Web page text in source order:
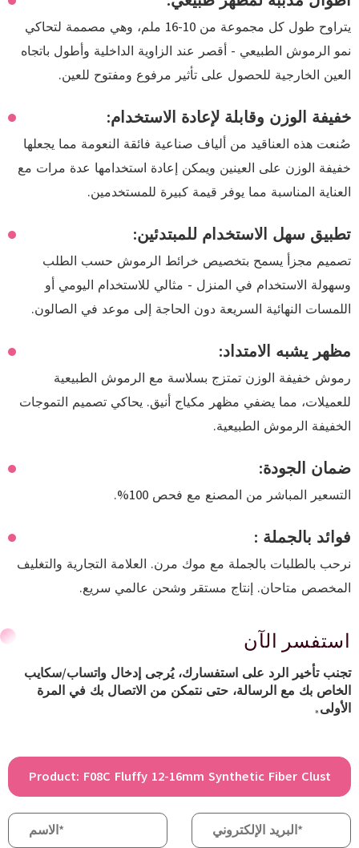
يتراوح طول كل مجموعة من 10-16 ملم، وهي مصممة لتحاكي
نمو الرموش الطبيعي - أقصر عند الزاوية الداخلية وأطول باتجاه
العين الخارجية للحصول على تأثير مرفوع ومفتوح للعين.
خفيفة الوزن وقابلة لإعادة الاستخدام:
صُنعت هذه العناقيد من ألياف صناعية فائقة النعومة مما يجعلها
خفيفة الوزن على العينين ويمكن إعادة استخدامها عدة مرات مع
العناية المناسبة مما يوفر قيمة كبيرة للمستخدمين.
تطبيق سهل الاستخدام للمبتدئين:
تصميم مجزأ يسمح بتخصيص خرائط الرموش حسب الطلب
وسهولة الاستخدام في المنزل - مثالي للاستخدام اليومي أو
اللمسات النهائية السريعة دون الحاجة إلى موعد في الصالون.
مظهر يشبه الامتداد:
رموش خفيفة الوزن تمتزج بسلاسة مع الرموش الطبيعية
للعميلات، مما يضفي مظهر مكياج أنيق. يحاكي تصميم التموجات
الخفيفة الرموش الطبيعية.
ضمان الجودة:
التسعير المباشر من المصنع مع فحص 100%.
فوائد بالجملة :
نرحب بالطلبات بالجملة مع موك مرن. العلامة التجارية والتغليف
المخصص متاحان. إنتاج مستقر وشحن عالمي سريع.
استفسر الآن
تجنب تأخير الرد على استفسارك، يُرجى إدخال واتساب/سكايب
الخاص بك مع الرسالة، حتى نتمكن من الاتصال بك في المرة
الأولى.